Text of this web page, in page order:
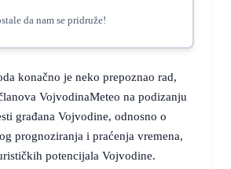
da nam se pridruže!
konačno je neko prepoznao rad,
VojvodinaMeteo na podizanju
građana Vojvodine, odnosno o
prognoziranja i praćenja vremena,
potencijala Vojvodine.